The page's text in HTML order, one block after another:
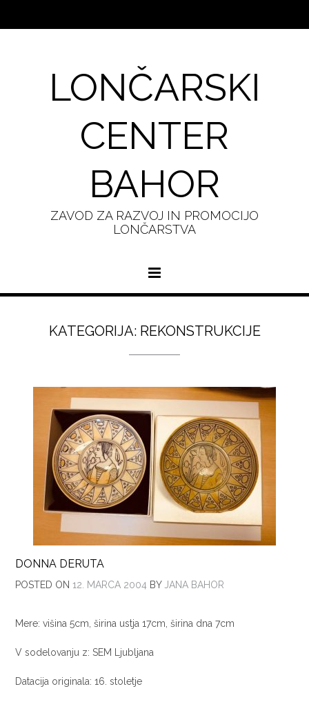
LONČARSKI
CENTER
BAHOR
ZAVOD ZA RAZVOJ IN PROMOCIJO
LONČARSTVA
KATEGORIJA: REKONSTRUKCIJE
DONNA DERUTA
POSTED ON 12. MARCA 2004 BY JANA BAHOR
Mere: višina 5cm, širina ustja 17cm, širina dna 7cm
V sodelovanju z: SEM Ljubljana
Datacija originala: 16. stoletje